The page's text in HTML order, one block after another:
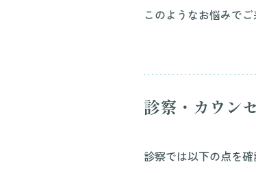
このようなお悩みで
診察・カウン
診察では以下の点を